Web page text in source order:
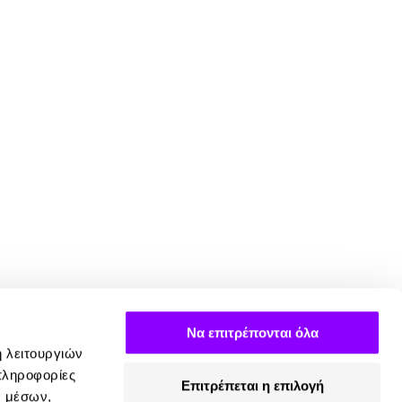
μέσων,
Να επιτρέπονται όλα
Επιτρέπεται η επιλογή